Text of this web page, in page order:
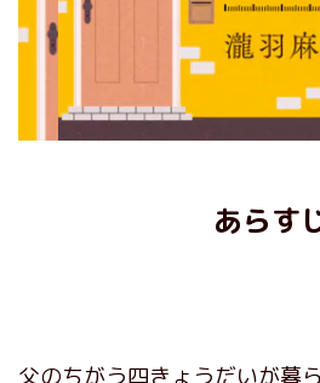
あらす
父のちがう四きょうだいが暮